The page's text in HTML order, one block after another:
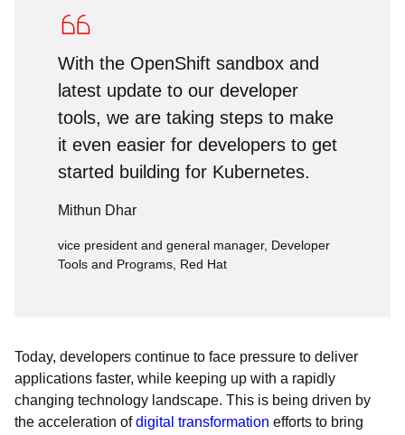
With the OpenShift sandbox and
latest update to our developer
tools, we are taking steps to make
it even easier for developers to get
started building for Kubernetes.
Mithun Dhar
vice president and general manager, Developer
Tools and Programs, Red Hat
Today, developers continue to face pressure to deliver
applications faster, while keeping up with a rapidly
changing technology landscape. This is being driven by
the acceleration ofdigital transformation efforts to bring